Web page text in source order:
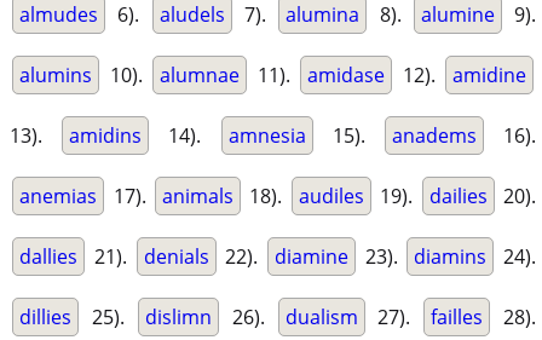
almudes 6). aludels 7). alumina 8). alumine 9).
alumins 10). alumnae 11). amidase 12). amidine
13). amidins 14). amnesia 15). anadems 16).
anemias 17). animals 18). audiles 19). dailies 20).
dallies 21). denials 22). diamine 23). diamins 24).
dillies 25). dislimn 26). dualism 27). failles 28).